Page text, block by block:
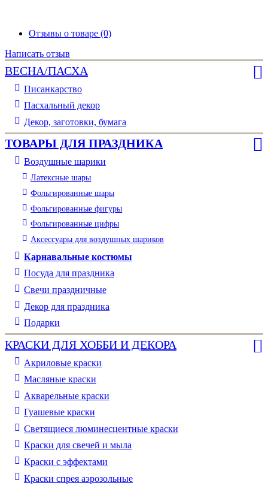
Отзывы о товаре (0)
Написать отзыв
ВЕСНА/ПАСХА
Писанкарство
Пасхальный декор
Декор, заготовки, бумага
ТОВАРЫ ДЛЯ ПРАЗДНИКА
Воздушные шарики
Латексные шары
Фольгированные шары
Фольгированные фигуры
Фольгированные цифры
Аксессуары для воздушных шариков
Карнавальные костюмы
Посуда для праздника
Свечи праздничные
Декор для праздника
Подарки
КРАСКИ ДЛЯ ХОББИ И ДЕКОРА
Акриловые краски
Масляные краски
Акварельные краски
Гуашевые краски
Светящиеся люминесцентные краски
Краски для свечей и мыла
Краски с эффектами
Краски спрея аэрозольные